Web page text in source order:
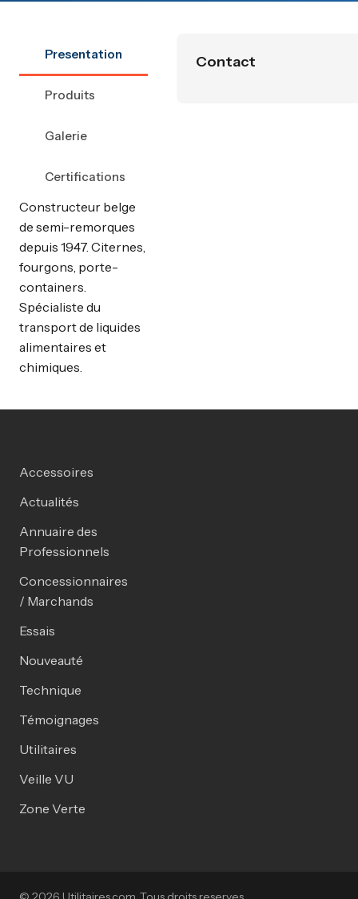
Presentation
Produits
Galerie
Certifications
Constructeur belge
de semi-remorques
depuis 1947. Citernes,
fourgons, porte-
containers.
Spécialiste du
transport de liquides
alimentaires et
chimiques.
Contact
Accessoires
Actualités
Annuaire des
Professionnels
Concessionnaires
/ Marchands
Essais
Nouveauté
Technique
Témoignages
Utilitaires
Veille VU
Zone Verte